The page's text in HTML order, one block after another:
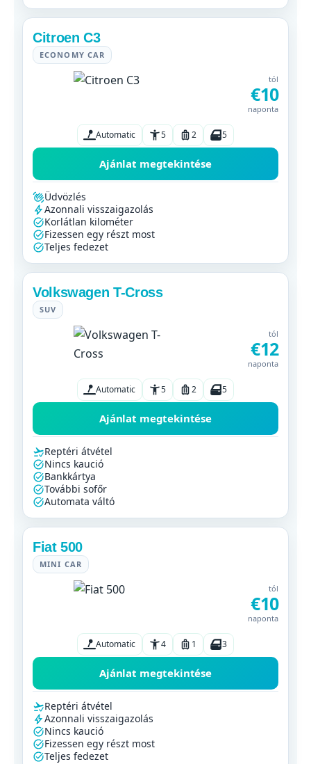
Citroen C3
ECONOMY CAR
tól
€10
naponta
Automatic 5 2 5
Ajánlat megtekintése
Üdvözlés
Azonnali visszaigazolás
Korlátlan kilométer
Fizessen egy részt most
Teljes fedezet
Volkswagen T-Cross
SUV
tól
€12
naponta
Automatic 5 2 5
Ajánlat megtekintése
Reptéri átvétel
Nincs kaució
Bankkártya
További sofőr
Automata váltó
Fiat 500
MINI CAR
tól
€10
naponta
Automatic 4 1 3
Ajánlat megtekintése
Reptéri átvétel
Azonnali visszaigazolás
Nincs kaució
Fizessen egy részt most
Teljes fedezet